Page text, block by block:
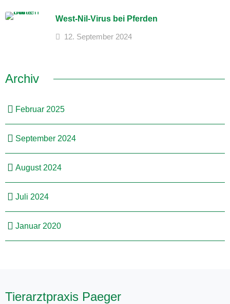
West-Nil-Virus bei Pferden
12. September 2024
Archiv
Februar 2025
September 2024
August 2024
Juli 2024
Januar 2020
Tierarztpraxis Paeger